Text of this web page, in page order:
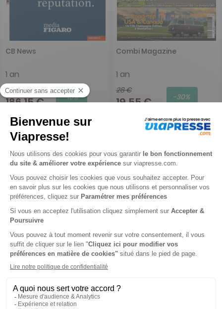
CB News
1 an
219 €
186,15 € -15%
Ajouter au panier
Combi Magazine
1 an
28 €
19,55 € -30%
Ajouter au panier
Programmez